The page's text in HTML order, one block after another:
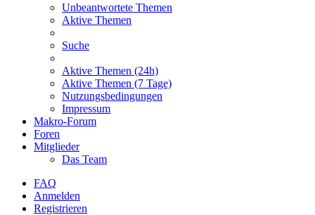
Unbeantwortete Themen
Aktive Themen
Suche
Aktive Themen (24h)
Aktive Themen (7 Tage)
Nutzungsbedingungen
Impressum
Makro-Forum
Foren
Mitglieder
Das Team
FAQ
Anmelden
Registrieren